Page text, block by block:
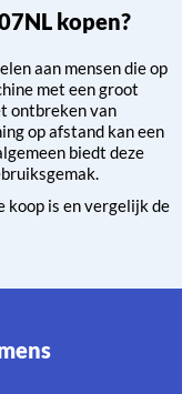
kopen?
aan mensen die op
met een groot
ontbreken van
op afstand kan een
biedt deze
koop is en vergelijk de